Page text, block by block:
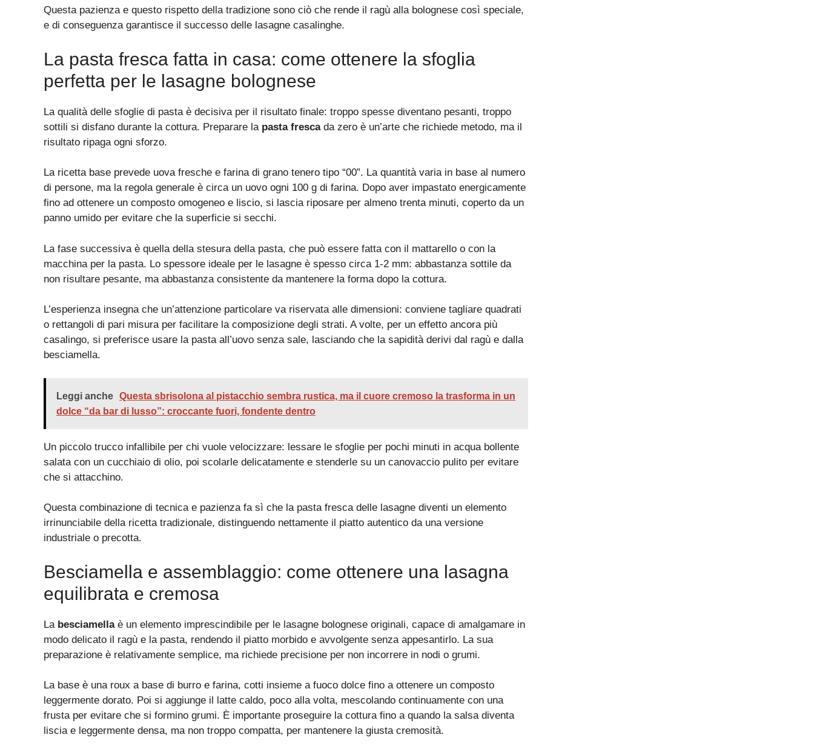
Questa pazienza e questo rispetto della tradizione sono ciò che rende il ragù alla bolognese così speciale,
e di conseguenza garantisce il successo delle lasagne casalinghe.
La pasta fresca fatta in casa: come ottenere la sfoglia
perfetta per le lasagne bolognese
La qualità delle sfoglie di pasta è decisiva per il risultato finale: troppo spesse diventano pesanti, troppo
sottili si disfano durante la cottura. Preparare la pasta frescada zero è un’arte che richiede metodo, ma il
risultato ripaga ogni sforzo.
La ricetta base prevede uova fresche e farina di grano tenero tipo “00”. La quantità varia in base al numero
di persone, ma la regola generale è circa un uovo ogni 100 g di farina. Dopo aver impastato energicamente
fino ad ottenere un composto omogeneo e liscio, si lascia riposare per almeno trenta minuti, coperto da un
panno umido per evitare che la superficie si secchi.
La fase successiva è quella della stesura della pasta, che può essere fatta con il mattarello o con la
macchina per la pasta. Lo spessore ideale per le lasagne è spesso circa 1-2 mm: abbastanza sottile da
non risultare pesante, ma abbastanza consistente da mantenere la forma dopo la cottura.
L’esperienza insegna che un’attenzione particolare va riservata alle dimensioni: conviene tagliare quadrati
o rettangoli di pari misura per facilitare la composizione degli strati. A volte, per un effetto ancora più
casalingo, si preferisce usare la pasta all’uovo senza sale, lasciando che la sapidità derivi dal ragù e dalla
besciamella.
Leggi anche Questa sbrisolona al pistacchio sembra rustica, ma il cuore cremoso la trasforma in un
dolce “da bar di lusso”: croccante fuori, fondente dentro
Un piccolo trucco infallibile per chi vuole velocizzare: lessare le sfoglie per pochi minuti in acqua bollente
salata con un cucchiaio di olio, poi scolarle delicatamente e stenderle su un canovaccio pulito per evitare
che si attacchino.
Questa combinazione di tecnica e pazienza fa sì che la pasta fresca delle lasagne diventi un elemento
irrinunciabile della ricetta tradizionale, distinguendo nettamente il piatto autentico da una versione
industriale o precotta.
Besciamella e assemblaggio: come ottenere una lasagna
equilibrata e cremosa
La besciamellaè un elemento imprescindibile per le lasagne bolognese originali, capace di amalgamare in
modo delicato il ragù e la pasta, rendendo il piatto morbido e avvolgente senza appesantirlo. La sua
preparazione è relativamente semplice, ma richiede precisione per non incorrere in nodi o grumi.
La base è una roux a base di burro e farina, cotti insieme a fuoco dolce fino a ottenere un composto
leggermente dorato. Poi si aggiunge il latte caldo, poco alla volta, mescolando continuamente con una
frusta per evitare che si formino grumi. È importante proseguire la cottura fino a quando la salsa diventa
liscia e leggermente densa, ma non troppo compatta, per mantenere la giusta cremosità.